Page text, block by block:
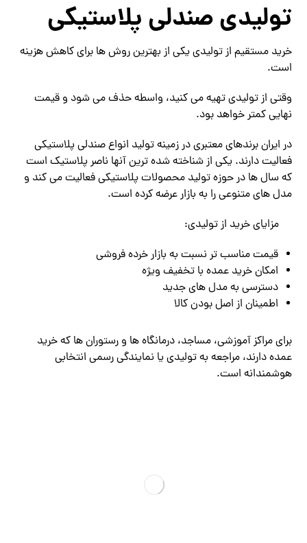
تولیدی صندلی پلاستیکی
خرید مستقیم از تولیدی یکی از بهترین روش ‌ها برای کاهش هزینه
است.
وقتی از تولیدی تهیه می ‌کنید، واسطه حذف می‌ شود و قیمت
نهایی کمتر خواهد بود.
در ایران برندهای معتبری در زمینه تولید انواع صندلی پلاستیکی
فعالیت دارند. یکی از شناخته‌ شده‌ ترین آنها ناصر پلاستیک است
که سال ‌ها در حوزه تولید محصولات پلاستیکی فعالیت می ‌کند و
مدل ‌های متنوعی را به بازار عرضه کرده است.
مزایای خرید از تولیدی:
قیمت مناسب ‌تر نسبت به بازار خرده‌ فروشی
امکان خرید عمده با تخفیف ویژه
دسترسی به مدل‌ های جدید
اطمینان از اصل بودن کالا
برای مراکز آموزشی، مساجد، درمانگاه‌ ها و رستوران‌ ها که خرید
عمده دارند، مراجعه به تولیدی یا نمایندگی رسمی انتخابی
هوشمندانه است.